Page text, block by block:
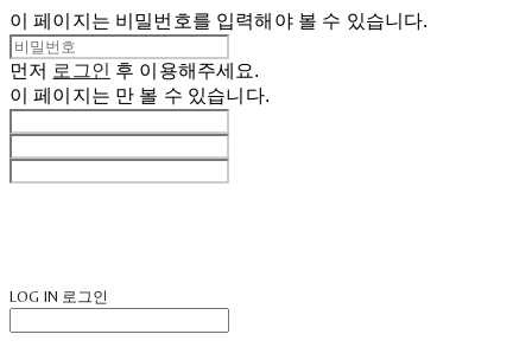
이 페이지는 비밀번호를 입력해야 볼 수 있습니다.
먼저 로그인 후 이용해주세요.
이 페이지는 만 볼 수 있습니다.
LOG IN 로그인